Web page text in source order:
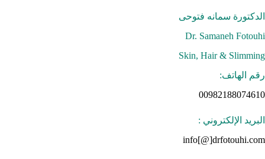
toالدكتورة سمانه فتوحی
Dr. Samaneh Fotouhi
Skin, Hair & Slimming
رقم الهاتف:
00982188074610
البريد الإلكتروني :
info[@]drfotouhi.com